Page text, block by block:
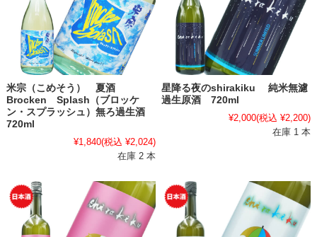
米宗（こめそう） 夏酒
Brocken Splash（ブロッケ
ン・スプラッシュ）無ろ過生酒
720ml
¥1,840(税込 ¥2,024)
在庫 2 本
星降る夜のshirakiku 純米無濾
過生原酒 720ml
¥2,000(税込 ¥2,200)
在庫 1 本